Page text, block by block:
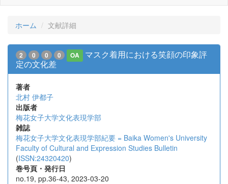
ホーム 文献詳細
2 0 0 0 OA
マスク着用における笑顔の印象評
定の文化差
著者
北村 伊都子
出版者
梅花女子大学文化表現学部
雑誌
梅花女子大学文化表現学部紀要 = Baika Women's University
Faculty of Cultural and Expression Studies Bulletin
(ISSN:24320420)
巻号頁・発行日
no.19, pp.36-43, 2023-03-20